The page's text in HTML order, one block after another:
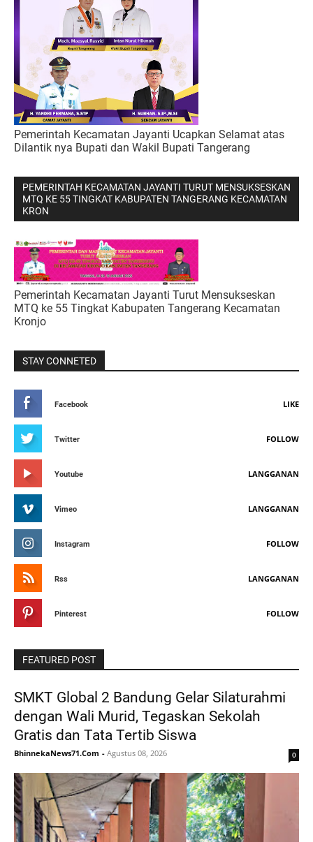
Pemerintah Kecamatan Jayanti Ucapkan Selamat atas
Dilantik nya Bupati dan Wakil Bupati Tangerang
PEMERINTAH KECAMATAN JAYANTI TURUT MENSUKSESKAN
MTQ KE 55 TINGKAT KABUPATEN TANGERANG KECAMATAN
KRON
Pemerintah Kecamatan Jayanti Turut Mensukseskan
MTQ ke 55 Tingkat Kabupaten Tangerang Kecamatan
Kronjo
STAY CONNETED
Facebook LIKE
Twitter FOLLOW
Youtube LANGGANAN
Vimeo LANGGANAN
Instagram FOLLOW
Rss LANGGANAN
Pinterest FOLLOW
FEATURED POST
SMKT Global 2 Bandung Gelar Silaturahmi
dengan Wali Murid, Tegaskan Sekolah
Gratis dan Tata Tertib Siswa
BhinnekaNews71.Com - Agustus 08, 2026 0